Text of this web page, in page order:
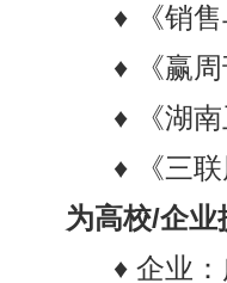
♦ 《销
♦ 《赢
♦ 《湖
♦ 《三
为高校/企
♦ 企业